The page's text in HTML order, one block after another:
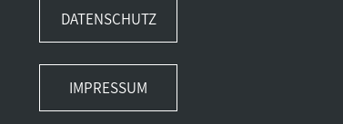
DATENSCHUTZ
IMPRESSUM